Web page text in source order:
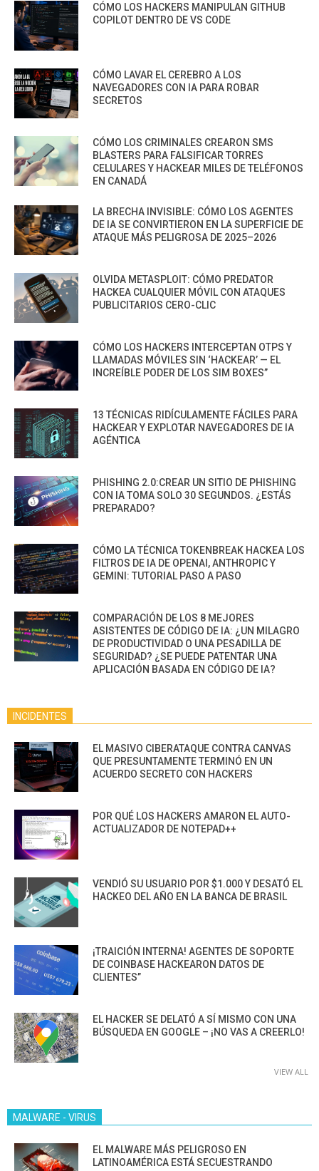
CÓMO LOS HACKERS MANIPULAN GITHUB
COPILOT DENTRO DE VS CODE
CÓMO LAVAR EL CEREBRO A LOS
NAVEGADORES CON IA PARA ROBAR
SECRETOS
CÓMO LOS CRIMINALES CREARON SMS
BLASTERS PARA FALSIFICAR TORRES
CELULARES Y HACKEAR MILES DE TELÉFONOS
EN CANADÁ
LA BRECHA INVISIBLE: CÓMO LOS AGENTES
DE IA SE CONVIRTIERON EN LA SUPERFICIE DE
ATAQUE MÁS PELIGROSA DE 2025–2026
OLVIDA METASPLOIT: CÓMO PREDATOR
HACKEA CUALQUIER MÓVIL CON ATAQUES
PUBLICITARIOS CERO-CLIC
CÓMO LOS HACKERS INTERCEPTAN OTPS Y
LLAMADAS MÓVILES SIN ‘HACKEAR’ — EL
INCREÍBLE PODER DE LOS SIM BOXES”
13 TÉCNICAS RIDÍCULAMENTE FÁCILES PARA
HACKEAR Y EXPLOTAR NAVEGADORES DE IA
AGÉNTICA
PHISHING 2.0:CREAR UN SITIO DE PHISHING
CON IA TOMA SOLO 30 SEGUNDOS. ¿ESTÁS
PREPARADO?
CÓMO LA TÉCNICA TOKENBREAK HACKEA LOS
FILTROS DE IA DE OPENAI, ANTHROPIC Y
GEMINI: TUTORIAL PASO A PASO
COMPARACIÓN DE LOS 8 MEJORES
ASISTENTES DE CÓDIGO DE IA: ¿UN MILAGRO
DE PRODUCTIVIDAD O UNA PESADILLA DE
SEGURIDAD? ¿SE PUEDE PATENTAR UNA
APLICACIÓN BASADA EN CÓDIGO DE IA?
INCIDENTES
EL MASIVO CIBERATAQUE CONTRA CANVAS
QUE PRESUNTAMENTE TERMINÓ EN UN
ACUERDO SECRETO CON HACKERS
POR QUÉ LOS HACKERS AMARON EL AUTO-
ACTUALIZADOR DE NOTEPAD++
VENDIÓ SU USUARIO POR $1.000 Y DESATÓ EL
HACKEO DEL AÑO EN LA BANCA DE BRASIL
¡TRAICIÓN INTERNA! AGENTES DE SOPORTE
DE COINBASE HACKEARON DATOS DE
CLIENTES”
EL HACKER SE DELATÓ A SÍ MISMO CON UNA
BÚSQUEDA EN GOOGLE – ¡NO VAS A CREERLO!
VIEW ALL
MALWARE - VIRUS
EL MALWARE MÁS PELIGROSO EN
LATINOAMÉRICA ESTÁ SECUESTRANDO